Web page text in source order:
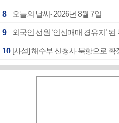
8 오늘의 날씨- 2026년 8월 7일
9 외국인 선원 ‘인신매매 경유지’
10 [사설] 해수부 신청사 북항으로